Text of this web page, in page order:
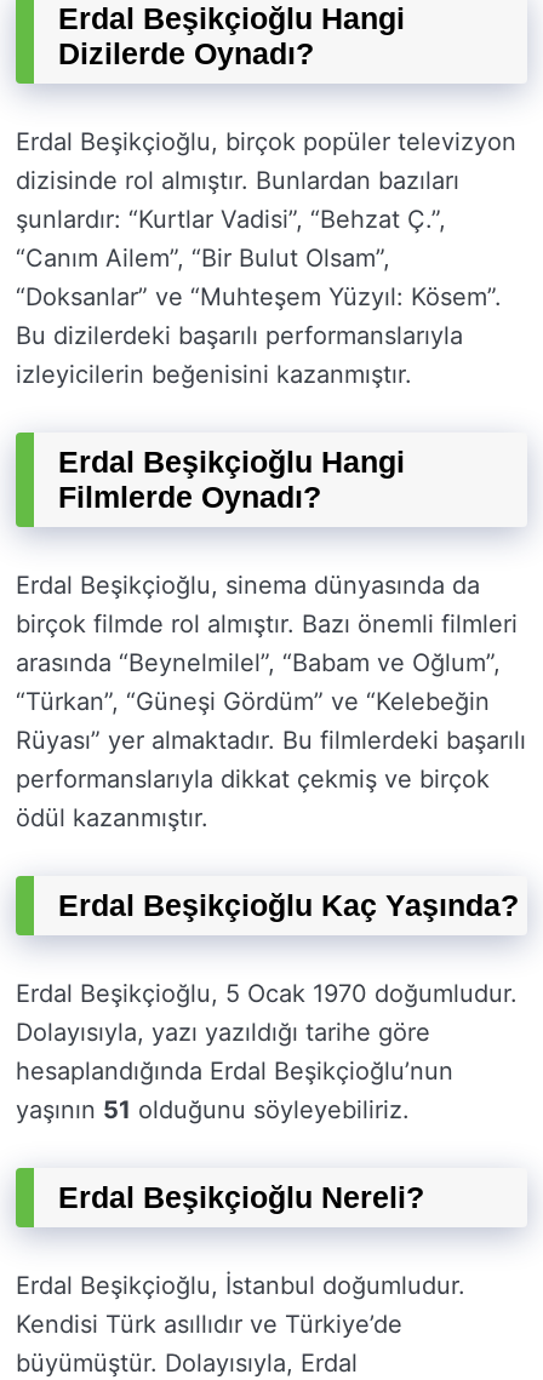
Erdal Beşikçioğlu Hangi
Dizilerde Oynadı?
Erdal Beşikçioğlu, birçok popüler televizyon
dizisinde rol almıştır. Bunlardan bazıları
şunlardır: “Kurtlar Vadisi”, “Behzat Ç.”,
“Canım Ailem”, “Bir Bulut Olsam”,
“Doksanlar” ve “Muhteşem Yüzyıl: Kösem”.
Bu dizilerdeki başarılı performanslarıyla
izleyicilerin beğenisini kazanmıştır.
Erdal Beşikçioğlu Hangi
Filmlerde Oynadı?
Erdal Beşikçioğlu, sinema dünyasında da
birçok filmde rol almıştır. Bazı önemli filmleri
arasında “Beynelmilel”, “Babam ve Oğlum”,
“Türkan”, “Güneşi Gördüm” ve “Kelebeğin
Rüyası” yer almaktadır. Bu filmlerdeki başarılı
performanslarıyla dikkat çekmiş ve birçok
ödül kazanmıştır.
Erdal Beşikçioğlu Kaç Yaşında?
Erdal Beşikçioğlu, 5 Ocak 1970 doğumludur.
Dolayısıyla, yazı yazıldığı tarihe göre
hesaplandığında Erdal Beşikçioğlu’nun
yaşının 51 olduğunu söyleyebiliriz.
Erdal Beşikçioğlu Nereli?
Erdal Beşikçioğlu, İstanbul doğumludur.
Kendisi Türk asıllıdır ve Türkiye’de
büyümüştür. Dolayısıyla, Erdal